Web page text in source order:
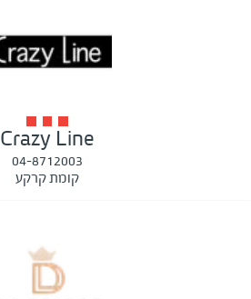
Crazy Line
04-8712003
קומת קרקע